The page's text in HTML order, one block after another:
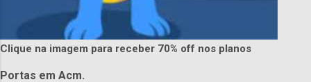
Clique na imagem para receber 70% off nos planos
Portas em Acm.